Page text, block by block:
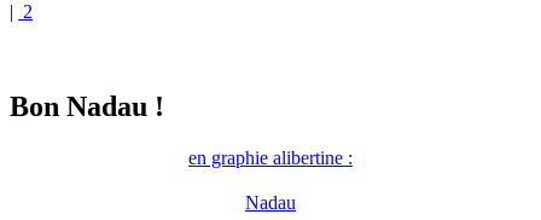
| 2
Bon Nadau !
en graphie alibertine :
Nadau